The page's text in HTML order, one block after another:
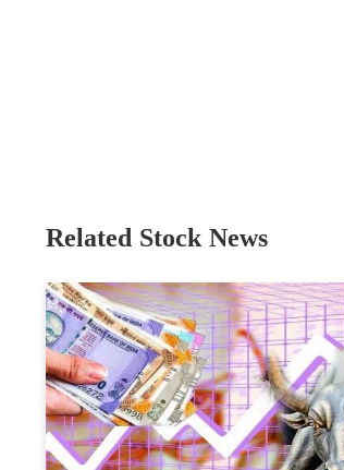
Related Stock News